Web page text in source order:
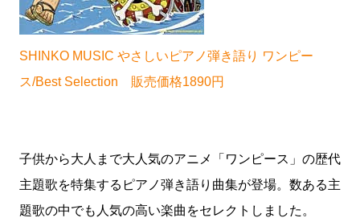
SHINKO MUSIC やさしいピアノ弾き語り ワンピー
ス/Best Selection 販売価格1890円
子供から大人まで大人気のアニメ「ワンピース」の歴代
主題歌を特集するピアノ弾き語り曲集が登場。数ある主
題歌の中でも人気の高い楽曲をセレクトしました。